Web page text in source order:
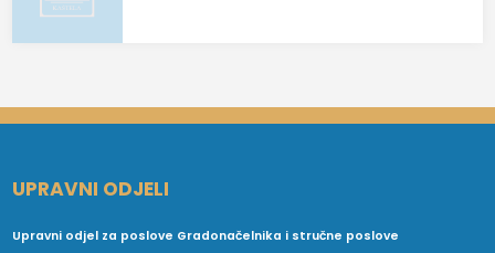
UPRAVNI ODJELI
Upravni odjel za poslove Gradonačelnika i stručne poslove